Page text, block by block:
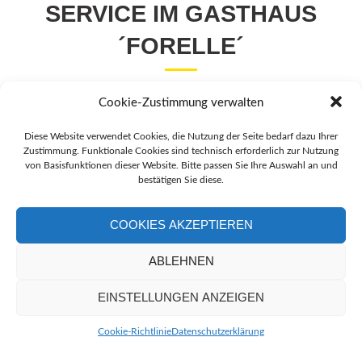
Cookie-Zustimmung verwalten
Diese Website verwendet Cookies, die Nutzung der Seite bedarf dazu Ihrer
Zustimmung. Funktionale Cookies sind technisch erforderlich zur Nutzung
von Basisfunktionen dieser Website. Bitte passen Sie Ihre Auswahl an und
bestätigen Sie diese.
COOKIES AKZEPTIEREN
ABLEHNEN
EINSTELLUNGEN ANZEIGEN
Cookie-RichtlinieDatenschutzerklärung
SERVICE IM GASTHAUS
´FORELLE´